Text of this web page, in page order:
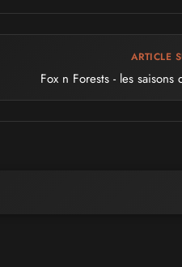
ARTICLE
Fox n Forests - les saisons